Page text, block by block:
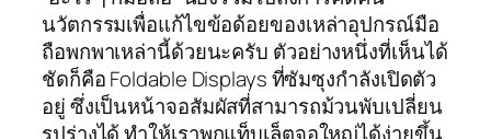
นวัตกรรมเพื่อแก้ไขข้อด้อยของเหล่าอุปกรณ์มือ
ถือพกพาเหล่านี้ด้วยนะครับ ตัวอย่างหนึ่งที่เห็นได้
ชัดก็คือ Foldable Displays ที่ซัมซุงกำลังเปิดตัว
อยู่ ซึ่งเป็นหน้าจอสัมผัสที่สามารถม้วนพับเปลี่ยน